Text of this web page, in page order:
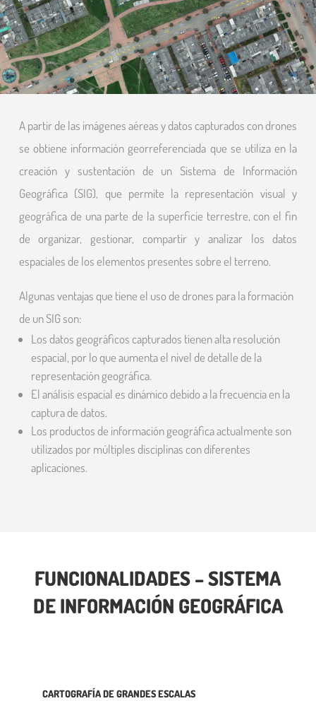
A partir de las imágenes aéreas y datos capturados con drones
se obtiene información georreferenciada que se utiliza en la
creación y sustentación de un Sistema de Información
Geográfica (SIG), que permite la representación visual y
geográfica de una parte de la superficie terrestre, con el fin
de organizar, gestionar, compartir y analizar los datos
espaciales de los elementos presentes sobre el terreno.
Algunas ventajas que tiene el uso de drones para la formación
de un SIG son:
Los datos geográficos capturados tienen alta resolución
espacial, por lo que aumenta el nivel de detalle de la
representación geográfica.
El análisis espacial es dinámico debido a la frecuencia en la
captura de datos.
Los productos de información geográfica actualmente son
utilizados por múltiples disciplinas con diferentes
aplicaciones.
FUNCIONALIDADES – SISTEMA
DE INFORMACIÓN GEOGRÁFICA
CARTOGRAFÍA DE GRANDES ESCALAS